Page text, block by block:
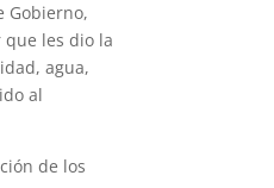
Gobierno,
que les dio la
agua,
al
de los